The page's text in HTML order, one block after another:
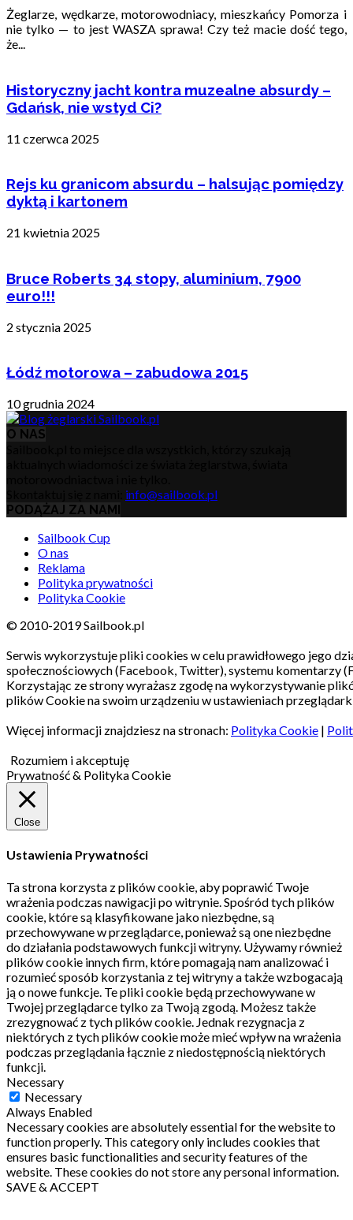
Żeglarze, wędkarze, motorowodniacy, mieszkańcy Pomorza i
nie tylko — to jest WASZA sprawa! Czy też macie dość tego,
że...
Historyczny jacht kontra muzealne absurdy –
Gdańsk, nie wstyd Ci?
11 czerwca 2025
Rejs ku granicom absurdu – halsując pomiędzy
dyktą i kartonem
21 kwietnia 2025
Bruce Roberts 34 stopy, aluminium, 7900
euro!!!
2 stycznia 2025
Łódź motorowa – zabudowa 2015
10 grudnia 2024
O NAS
info@sailbook.pl
PODĄŻAJ ZA NAMI
Sailbook Cup
O nas
Reklama
Polityka prywatności
Polityka Cookie
© 2010-2019 Sailbook.pl
Serwis wykorzystuje pliki cookies w celu prawidłowego jego
społecznościowych (Facebook, Twitter), systemu komentarzy
Korzystając ze strony wyrażasz zgodę na wykorzystywanie
plików Cookie na swoim urządzeniu w ustawieniach
Więcej informacji znajdziesz na stronach: Polityka Cookie |
Rozumiem i akceptuję
Prywatność & Polityka Cookie
Close
Ustawienia Prywatności
Ta strona korzysta z plików cookie, aby poprawić Twoje
wrażenia podczas nawigacji po witrynie. Spośród tych plików
cookie, które są klasyfikowane jako niezbędne, są
przechowywane w przeglądarce, ponieważ są one niezbędne
do działania podstawowych funkcji witryny. Używamy również
plików cookie innych firm, które pomagają nam analizować i
rozumieć sposób korzystania z tej witryny a także wzbogacają
ją o nowe funkcje. Te pliki cookie będą przechowywane w
Twojej przeglądarce tylko za Twoją zgodą. Możesz także
zrezygnować z tych plików cookie. Jednak rezygnacja z
niektórych z tych plików cookie może mieć wpływ na wrażenia
podczas przeglądania łącznie z niedostępnością niektórych
funkcji.
Necessary
Necessary
Always Enabled
Necessary cookies are absolutely essential for the website to
function properly. This category only includes cookies that
ensures basic functionalities and security features of the
website. These cookies do not store any personal information.
SAVE & ACCEPT